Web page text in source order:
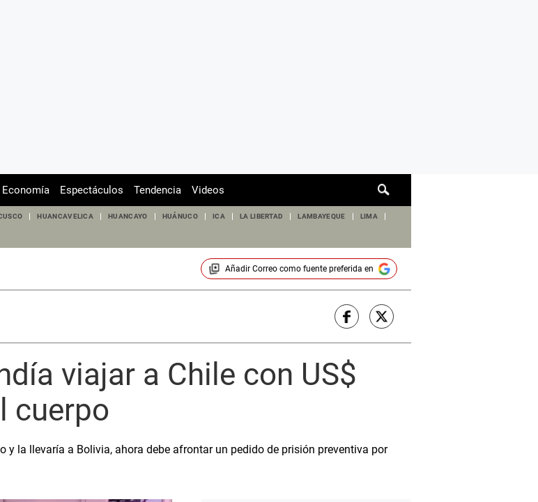
de
Economía Espectáculos Tendencia Videos
HUANCAVELICA HUANCAYO HUÁNUCO ICA LA LIBERTAD LAMBAYEQUE LIMA
Añadir Correocomo fuente preferida en
viajar a Chile con US$
cuerpo
y la llevaría a Bolivia, ahora debe afrontar un pedido de prisión preventiva por